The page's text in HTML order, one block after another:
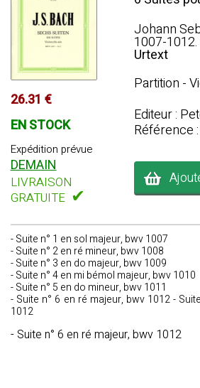
26.31 €
EN STOCK
Expédition prévue
DEMAIN
LIVRAISON
GRATUITE ✔
Johann
1007-1012.
Urtext
Partition -
Editeur :
Référence
- Suite n° 1 en sol majeur, bwv 1007
- Suite n° 2 en ré mineur, bwv 1008
- Suite n° 3 en do majeur, bwv 1009
- Suite n° 4 en mi bémol majeur, bwv 1010
- Suite n° 5 en do mineur, bwv 1011
- Suite n° 6 en ré majeur, bwv 1012 -
1012
- Suite n° 6 en ré majeur, bwv 1012